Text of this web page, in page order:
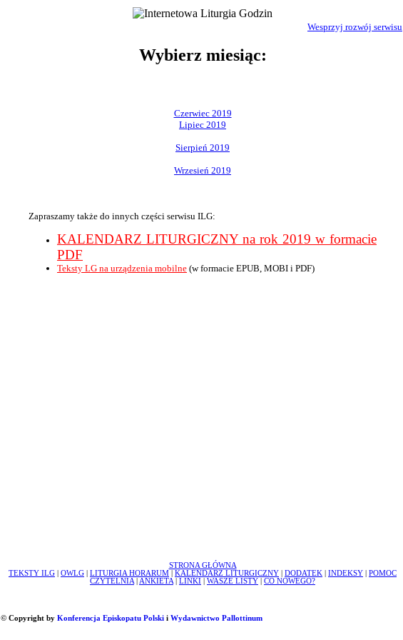
Wesprzyj rozwój serwisu
Wybierz miesiąc:
Czerwiec 2019
Lipiec 2019
Sierpień 2019
Wrzesień 2019
Zapraszamy także do innych części serwisu ILG:
KALENDARZ LITURGICZNY na rok 2019 w formacie
PDF
Teksty LG na urządzenia mobilne (w formacie EPUB, MOBI i PDF)
STRONA GŁÓWNA
TEKSTY ILG
OWLG LITURGIA HORARUM KALENDARZ LITURGICZNY DODATEK INDEKSY
POMOC
CZYTELNIA
ANKIETA LINKI WASZE LISTY CO NOWEGO?
© Copyright by Konferencja Episkopatu Polskii Wydawnictwo Pallottinum